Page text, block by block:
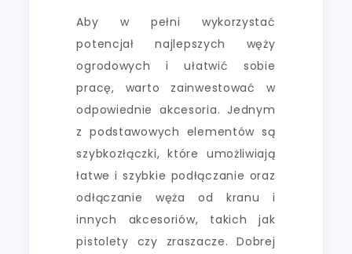
Aby w pełni wykorzystać
potencjał najlepszych węży
ogrodowych i ułatwić sobie
pracę, warto zainwestować w
odpowiednie akcesoria. Jednym
z podstawowych elementów są
szybkozłączki, które umożliwiają
łatwe i szybkie podłączanie oraz
odłączanie węża od kranu i
innych akcesoriów, takich jak
pistolety czy zraszacze. Dobrej